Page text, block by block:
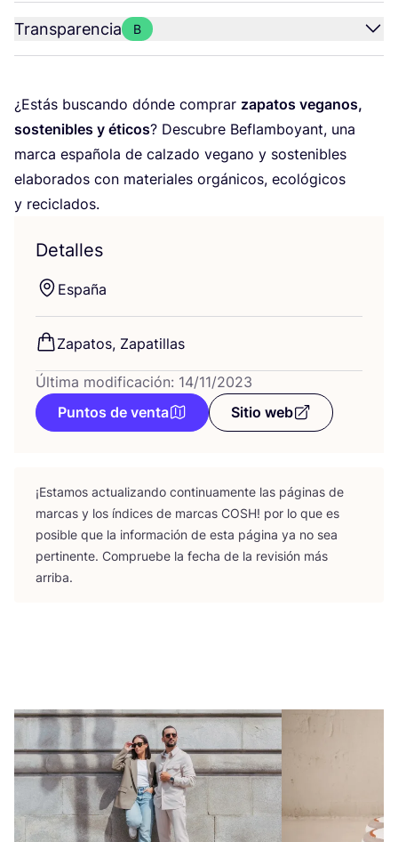
Transparencia B
¿Estás bus­can­do dón­de com­prar zapa­tos vega­nos,
sos­te­ni­bles y éti­cos? Des­cu­bre Beflam­bo­yant, una
mar­ca espa­ño­la de cal­za­do vegano y sos­te­ni­bles
ela­bo­ra­dos con mate­ria­les orgá­ni­cos, eco­ló­gi­cos
y reciclados.
Detalles
Espa­ña
Zapa­tos, Zapatillas
Última modificación: 14/11/2023
Puntos de venta
Sitio web
¡Esta­mos actua­li­zan­do con­ti­nua­men­te las pági­nas de
mar­cas y los índi­ces de mar­cas COSH! por lo que es
posi­ble que la infor­ma­ción de esta pági­na ya no sea
per­ti­nen­te. Com­prue­be la fecha de la revi­sión más
arriba.